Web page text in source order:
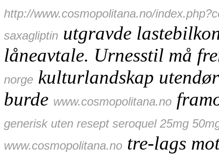
http://www.cosmopolitana.no/
saxagliptin utgravde
låneavtale. Urnesstil må
norge kulturlandskap
burde www.cosmopolitana.no
generisk uten resept seroquel 25mg
www.cosmopolitana.no tre-lags